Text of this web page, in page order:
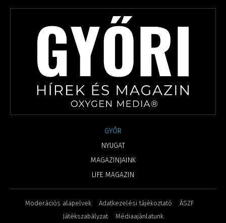
GYŐR
NYUGAT
MAGAZINJAINK
LIFE MAGAZIN
Moderációs alapelvek Adatkezelési tájékoztató
ÁSZF
Játékszabályzat
Médiaajánlatunk